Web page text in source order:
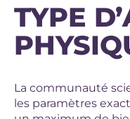
TYPE
La communauté
les paramètres